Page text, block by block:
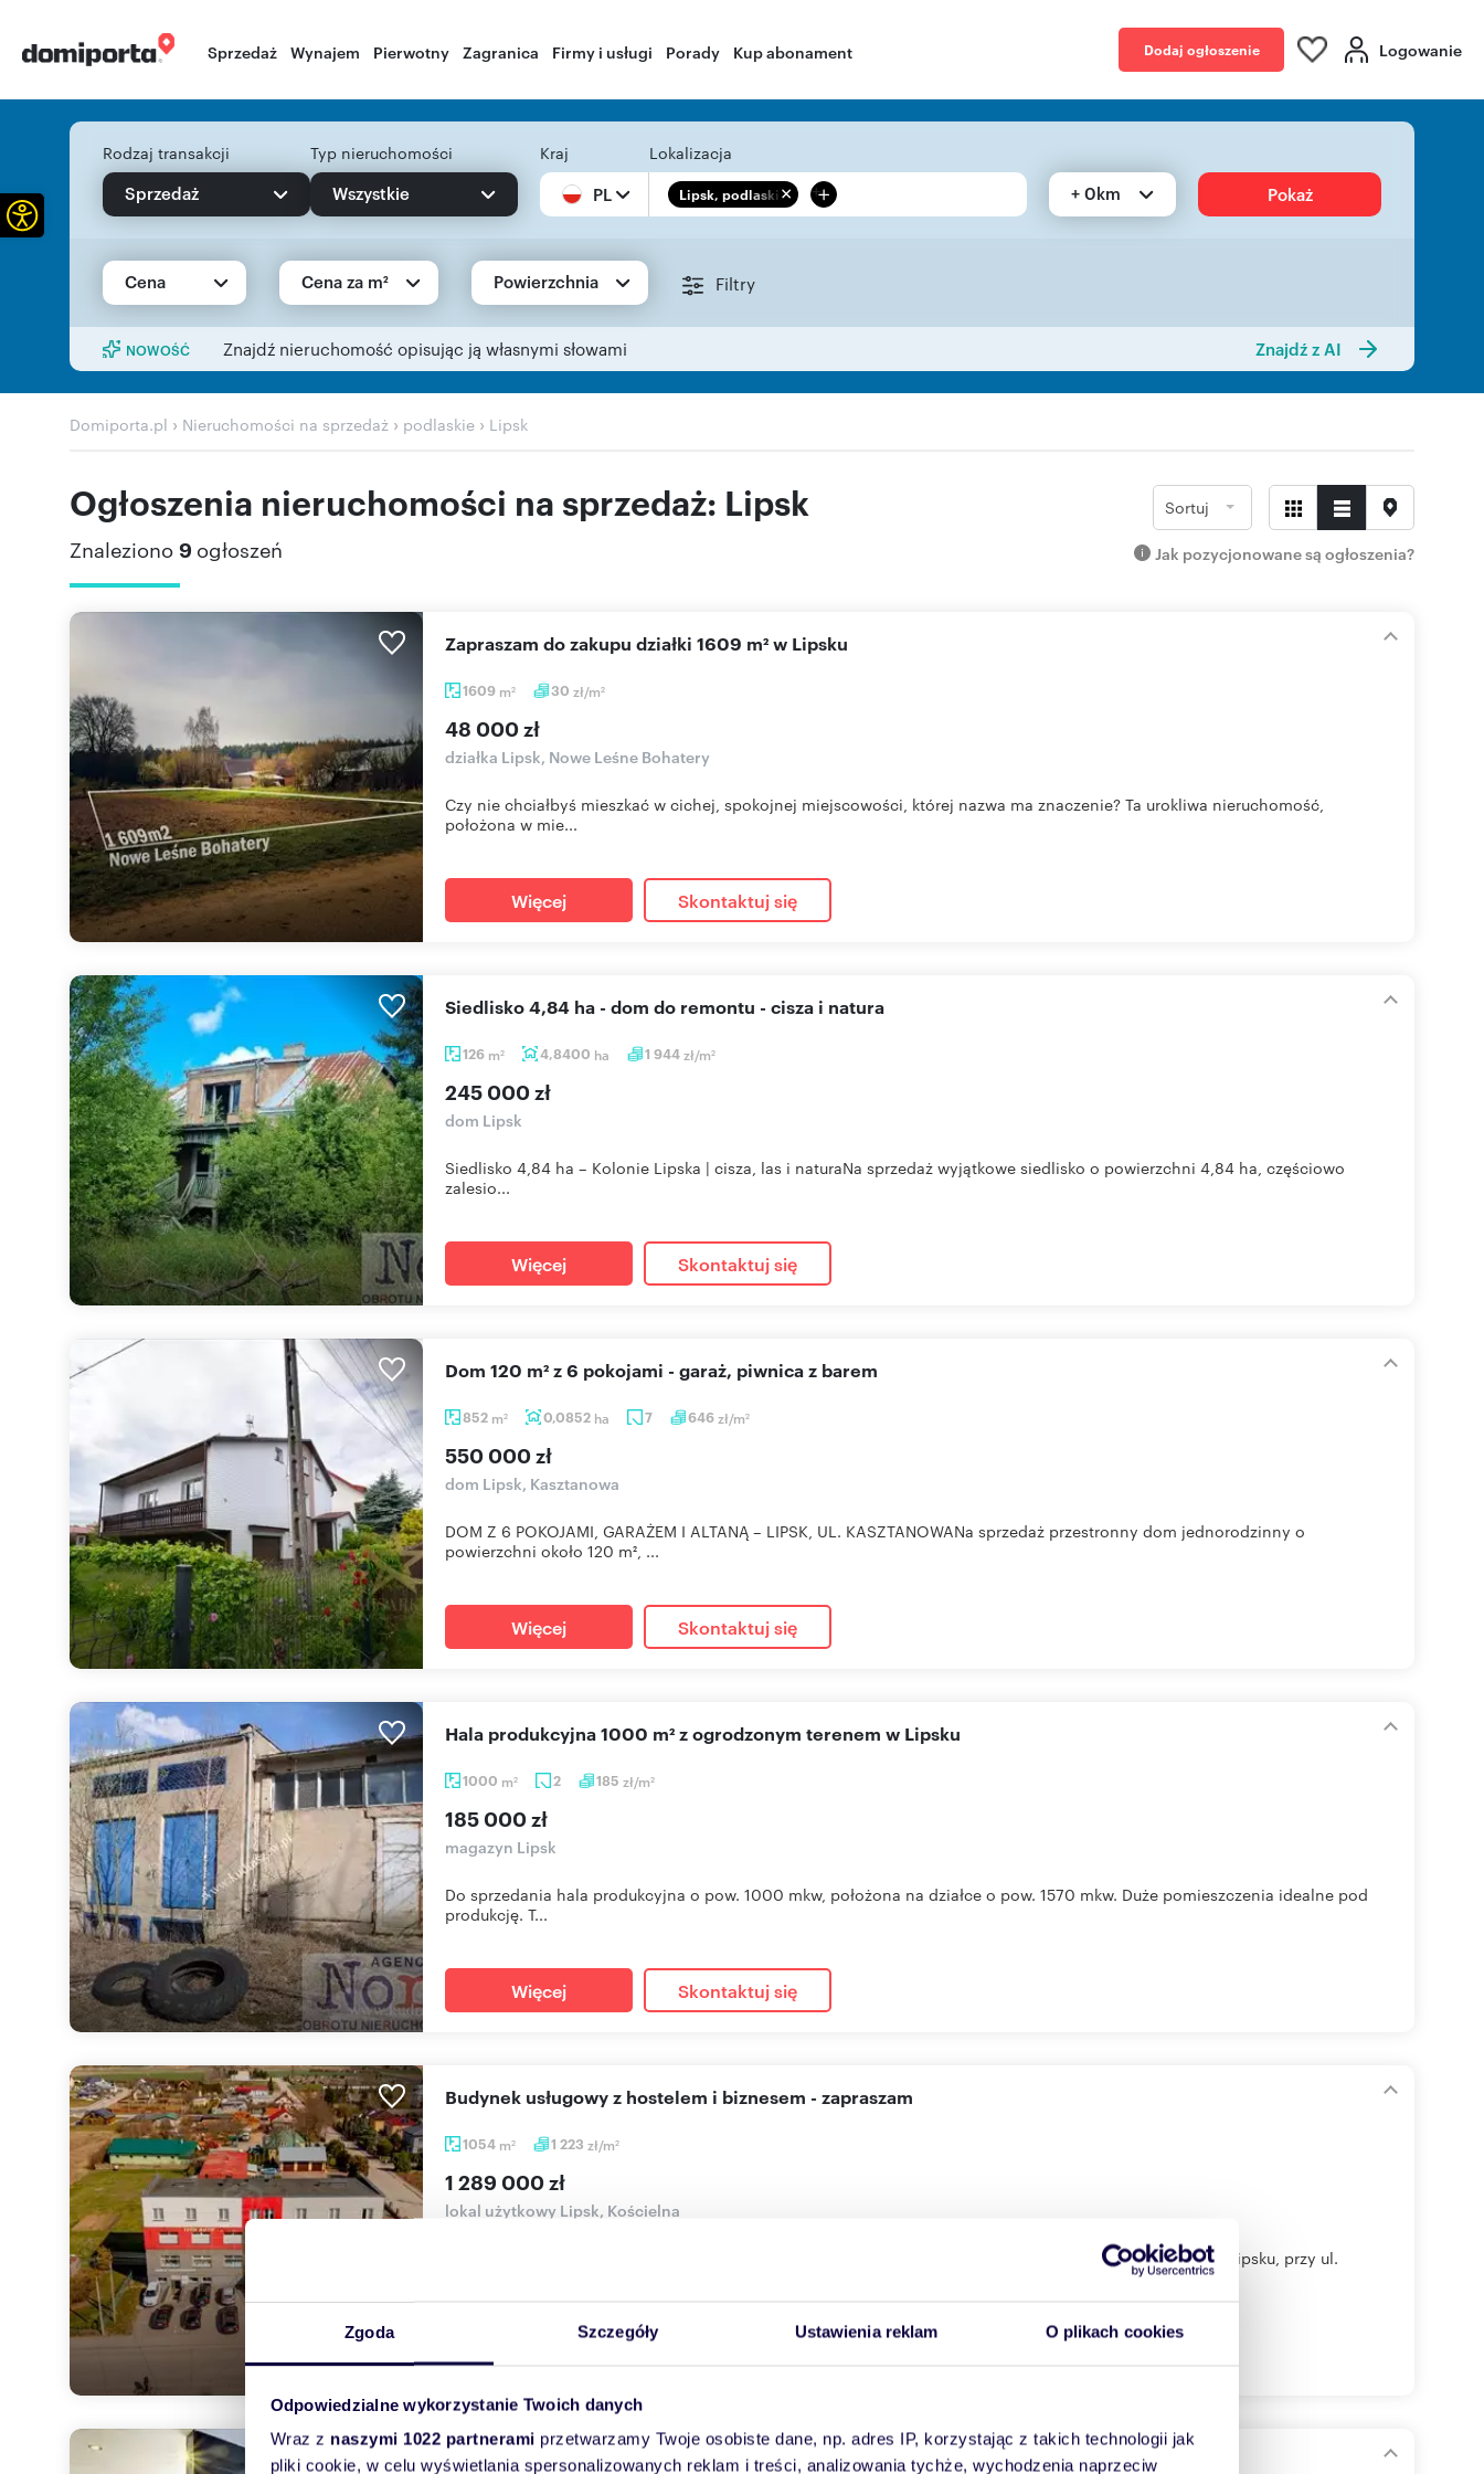
Zgoda Szczegóły Ustawienia reklam O plikach cookies
Odpowiedzialne wykorzystanie Twoich danych
Wraz z naszymi 1022 partnerami przetwarzamy Twoje osobiste dane, np. adres IP, korzystając z takich technologii jak
pliki cookie, w celu wyświetlania spersonalizowanych reklam i treści, analizowania tychże, wychodzenia naprzeciw
Sprzedaż Wynajem Pierwotny Zagranica Firmy i usługi Porady Kup abonament Dodaj ogłoszenie Logowanie
Rodzaj transakcji
Sprzedaż
Typ nieruchomości
Wszystkie
Kraj
PL
Lokalizacja
Lipsk, podlaskie + + 0km Pokaż
Cena Cena za m² Powierzchnia Filtry
NOWOŚĆ Znajdź nieruchomość opisując ją własnymi słowami Znajdź z AI
Domiporta.pl › Nieruchomości na sprzedaż › podlaskie › Lipsk
Ogłoszenia nieruchomości na sprzedaż: Lipsk
Znaleziono 9 ogłoszeń
Sortuj
Jak pozycjonowane są ogłoszenia?
1609 m2 30 zł/m2
Zapraszam do zakupu działki 1609 m² w Lipsku
48 000 zł
działka Lipsk, Nowe Leśne Bohatery
Czy nie chciałbyś mieszkać w cichej, spokojnej miejscowości, której nazwa ma znaczenie? Ta urokliwa nieruchomość,
położona w mie...
Więcej Skontaktuj się
126 m2 4,8400 ha 1 944zł/m2
Siedlisko 4,84 ha - dom do remontu - cisza i natura
245 000 zł
dom Lipsk
Siedlisko 4,84 ha – Kolonie Lipska | cisza, las i naturaNa sprzedaż wyjątkowe siedlisko o powierzchni 4,84 ha, częściowo
zalesio...
Więcej Skontaktuj się
852 m2 0,0852 ha 7 646zł/m2
Dom 120 m² z 6 pokojami - garaż, piwnica z barem
550 000 zł
dom Lipsk, Kasztanowa
DOM Z 6 POKOJAMI, GARAŻEM I ALTANĄ – LIPSK, UL. KASZTANOWANa sprzedaż przestronny dom jednorodzinny o
powierzchni około 120 m², ...
Więcej Skontaktuj się
1000 m2 2 185 zł/m2
Hala produkcyjna 1000 m² z ogrodzonym terenem w Lipsku
185 000 zł
magazyn Lipsk
Do sprzedania hala produkcyjna o pow. 1000 mkw, położona na działce o pow. 1570 mkw. Duże pomieszczenia idealne pod
produkcję. T...
Więcej Skontaktuj się
1054 m2 1 223 zł/m2
Budynek usługowy z hostelem i biznesem - zapraszam
1 289 000 zł
lokal użytkowy Lipsk, Kościelna
DrBroker Nieruchomości prezentuje na sprzedaż budynek handlowo-usługowy o łącznej pow. 1054 m2 w Lipsku, przy ul.
Zapraszam do obejrzenia 72 m² mieszkania po remoncie w Lipsku
Otwórz pasek narzędzi